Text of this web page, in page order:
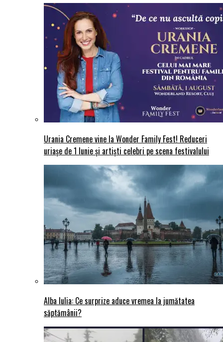
Urania Cremene vine la Wonder Family Fest! Reduceri
uriașe de 1 Iunie și artiști celebri pe scena festivalului
Alba Iulia: Ce surprize aduce vremea la jumătatea
săptămânii?